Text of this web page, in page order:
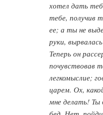
хотел дать
тебе, получив
ее; а ты не
руки,
Теперь он
почувствовав
легкомыслие;
царем. Ох,
мне делать! Ты